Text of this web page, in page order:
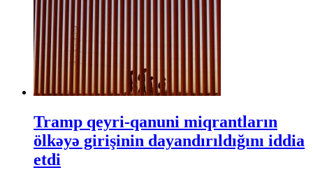
Tramp qeyri-qanuni miqrantların
ölkəyə girişinin dayandırıldığını iddia
etdi